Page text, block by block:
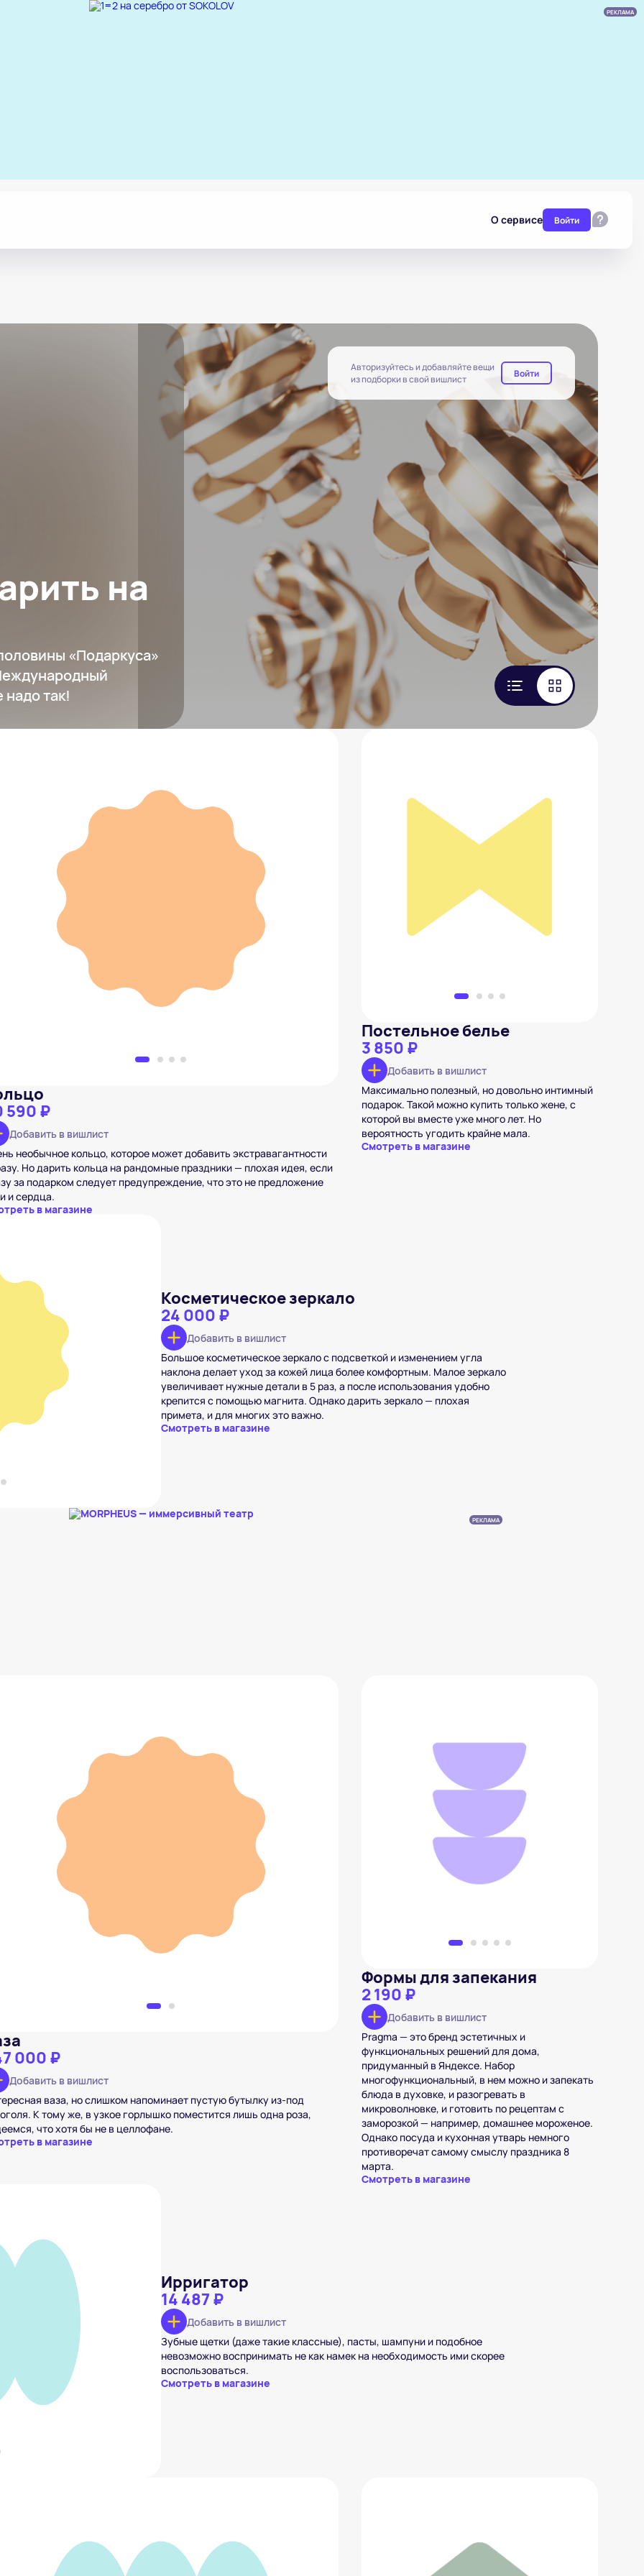
РЕКЛАМА
О сервисе Войти
на
«Подаркуса»
так!
Авторизуйтесь и добавляйте вещи
из подборки в свой вишлист
Войти
590 ₽
Добавить в вишлист
необычное кольцо, которое может добавить экстравагантности
Но дарить кольца на рандомные праздники — плохая идея, если
за подарком следует предупреждение, что это не предложение
и сердца.
в магазине
Добавить в вишлист
Постельное белье
3 850 ₽
Добавить в вишлист
Максимально полезный, но довольно интимный
подарок. Такой можно купить только жене, с
которой вы вместе уже много лет. Но
вероятность угодить крайне мала.
Смотреть в магазине
Косметическое зеркало
24 000 ₽
Добавить в вишлист
Большое косметическое зеркало с подсветкой и изменением угла
наклона делает уход за кожей лица более комфортным. Малое зеркало
увеличивает нужные детали в 5 раз, а после использования удобно
крепится с помощью магнита. Однако дарить зеркало — плохая
примета, и для многих это важно.
Смотреть в магазине
РЕКЛАМА
000 ₽
Добавить в вишлист
ваза, но слишком напоминает пустую бутылку из-под
К тому же, в узкое горлышко поместится лишь одна роза,
что хотя бы не в целлофане.
в магазине
Формы для запекания
Формы для запекания
2 190 ₽
Добавить в вишлист
Pragma — это бренд эстетичных и
функциональных решений для дома,
придуманный в Яндексе. Набор
многофункциональный, в нем можно и запекать
блюда в духовке, и разогревать в
микроволновке, и готовить по рецептам с
заморозкой — например, домашнее мороженое.
Однако посуда и кухонная утварь немного
противоречат самому смыслу праздника 8
марта.
Смотреть в магазине
Ирригатор
14 487 ₽
Добавить в вишлист
Зубные щетки (даже такие классные), пасты, шампуни и подобное
невозможно воспринимать не как намек на необходимость ими скорее
воспользоваться.
Смотреть в магазине